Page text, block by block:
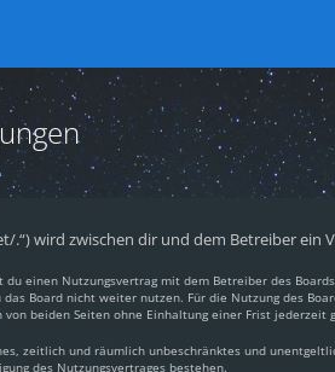
wird zwischen dir und dem Betreiber ein
einen Nutzungsvertrag mit dem Betreiber des
Board nicht weiter nutzen. Für die Nutzung des
beiden Seiten ohne Einhaltung einer Frist jederzeit
zeitlich und räumlich unbeschränktes und
des Nutzungsvertrages bestehen.